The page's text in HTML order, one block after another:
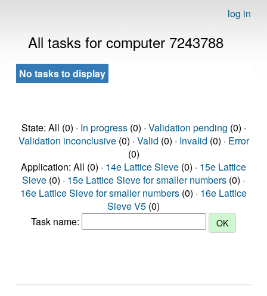
log in
All tasks for computer 7243788
No tasks to display
State: All (0) · In progress(0) · Validation pending (0) ·
Validation inconclusive(0) · Valid (0) · Invalid (0) · Error
(0)
Application: All (0) · 14e Lattice Sieve (0) · 15e Lattice
Sieve (0) · 15e Lattice Sieve for smaller numbers (0) ·
16e Lattice Sieve for smaller numbers (0) · 16e Lattice
Sieve V5 (0)
Task name: